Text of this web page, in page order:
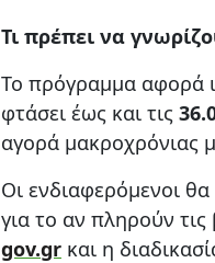
Τι πρέπει να
Το πρόγραμμα αφορά
φτάσει έως και τις
αγορά μακροχρόνιας
Οι ενδιαφερόμενοι
για το αν πληρούν
gov.gr και η